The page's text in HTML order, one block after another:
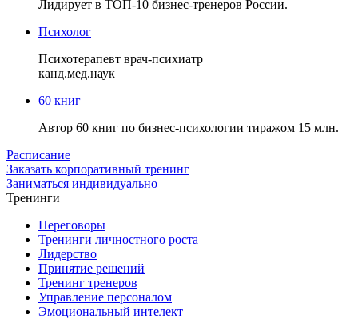
Лидирует в ТОП-10 бизнес-тренеров России.
Психолог
Психотерапевт врач-психиатр
канд.мед.наук
60 книг
Автор 60 книг по бизнес-психологии тиражом 15 млн.
Расписание
Заказать корпоративный тренинг
Заниматься индивидуально
Тренинги
Переговоры
Тренинги личностного роста
Лидерство
Принятие решений
Тренинг тренеров
Управление персоналом
Эмоциональный интелект